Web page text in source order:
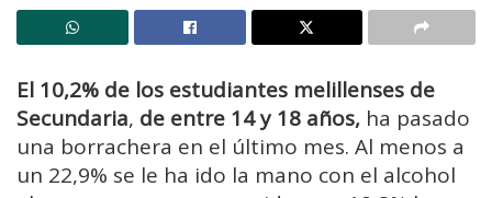
El 10,2% de los estudiantes melillenses de
Secundaria, de entre 14 y 18 años, ha pasado
una borrachera en el último mes. Al menos a
un 22,9% se le ha ido la mano con el alcohol